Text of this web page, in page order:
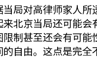
当局对高律师家人所
来北京当局还可能会
限制甚至还会有可能
自由。这点是完全